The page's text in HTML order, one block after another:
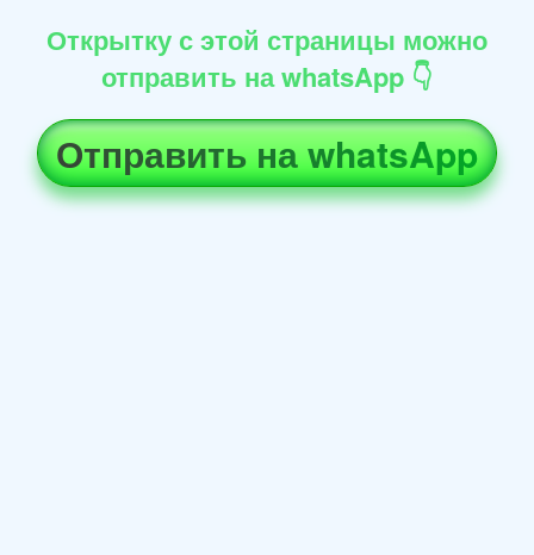
Открытку с этой страницы можно
отправить на whatsApp 👇
Отправить на whatsApp